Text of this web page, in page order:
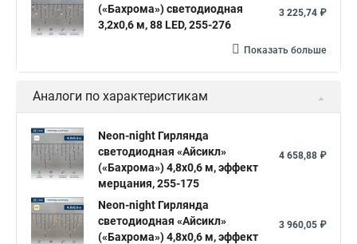
(«Бахрома») светодиодная
3,2х0,6 м, 88 LED, 255-276
3 225,74 ₽
Показать больше
Аналоги по характеристикам
Neon-night Гирлянда
светодиодная «Айсикл»
(«Бахрома») 4,8х0,6 м, эффект
мерцания, 255-175
4 658,88 ₽
Neon-night Гирлянда
светодиодная «Айсикл»
(«Бахрома») 4,8х0,6 м, эффект
3 960,05 ₽